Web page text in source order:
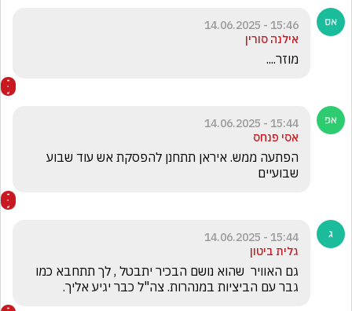
15:46 - 14.06.2025
אילנה סורין
מוזר....
15:44 - 14.06.2025
אסי פנחס
שבועיים
15:44 - 14.06.2025
גלית ביטון
גבר עם הביציות במנהרות. צה"ל כבר יגיע אליך.